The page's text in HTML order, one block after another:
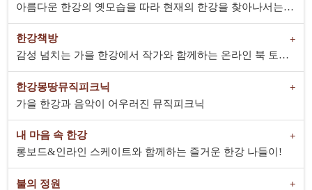
아름다운 한강의 옛모습을 따라 현재의 한강을 찾아나서는 미션형 사진 콘테스트!
한강책방
감성 넘치는 가을 한강에서 작가와 함께하는 온라인 북 토크 콘서트!
한강몽땅뮤직피크닉
가을 한강과 음악이 어우러진 뮤직피크닉
내 마음 속 한강
롱보드&인라인 스케이트와 함께하는 즐거운 한강 나들이!
불의 정원